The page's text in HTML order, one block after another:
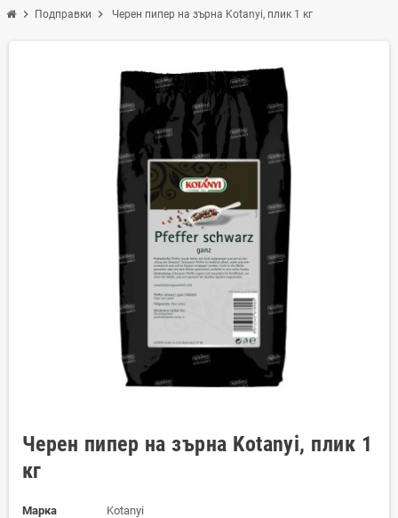
chevron_right Подправки chevron_right Черен пипер на зърна Kotanyi, плик 1 кг
Черен пипер на зърна Kotanyi, плик 1
кг
Марка
Kotanyi